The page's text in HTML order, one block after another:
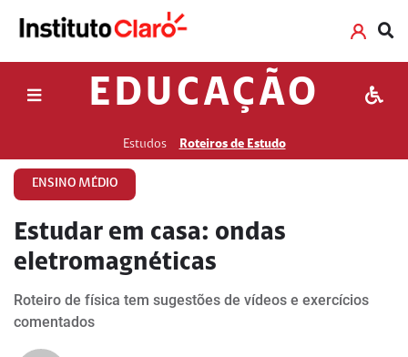
EDUCAÇÃO
Estudos Roteiros de Estudo
ENSINO MÉDIO
Estudar em casa: ondas
eletromagnéticas
Roteiro de física tem sugestões de vídeos e exercícios
comentados